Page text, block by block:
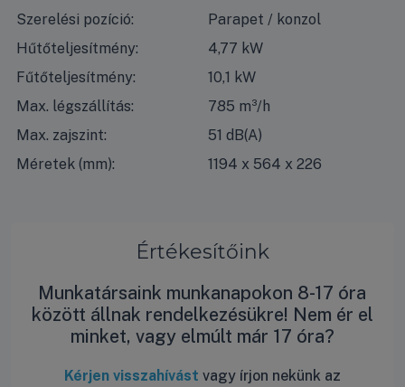
Szerelési pozíció:
Parapet / konzol
Hűtőteljesítmény:
4,77 kW
Fűtőteljesítmény:
10,1 kW
Max. légszállítás:
785 m³/h
Max. zajszint:
51 dB(A)
Méretek (mm):
1194 x 564 x 226
Értékesítőink
Munkatársaink munkanapokon 8-17 óra
között állnak rendelkezésükre! Nem ér el
minket, vagy elmúlt már 17 óra?
Kérjen visszahívást vagy írjon nekünk az